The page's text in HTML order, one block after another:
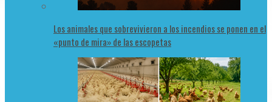
Los animales que sobrevivieron a los incendios se ponen en el
«punto de mira» de las escopetas